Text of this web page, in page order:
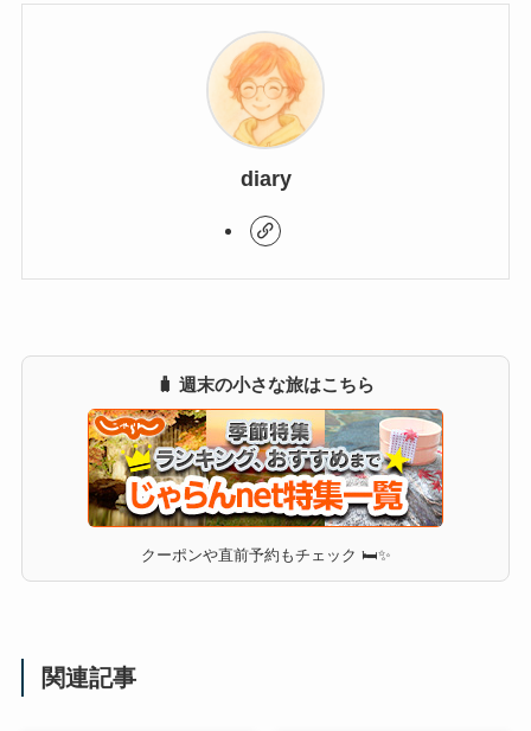
diary
🧳 週末の小さな旅はこちら
クーポンや直前予約もチェック 🛏✨
関連記事